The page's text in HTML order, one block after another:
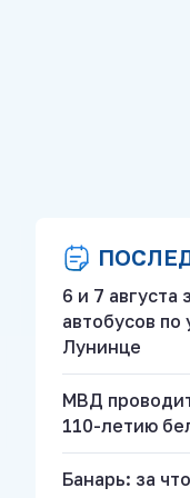
6 и 7
автобусов
Лунинце
МВД
110-летию
Банарь: за